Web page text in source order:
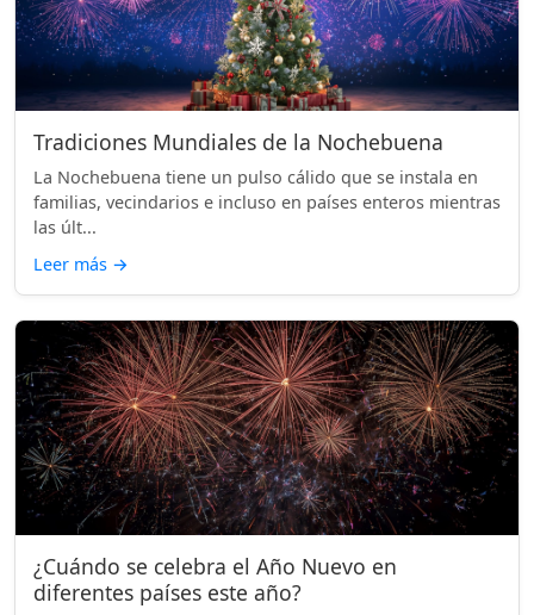
Tradiciones Mundiales de la Nochebuena
La Nochebuena tiene un pulso cálido que se instala en
familias, vecindarios e incluso en países enteros mientras
las últ...
Leer más →
¿Cuándo se celebra el Año Nuevo en
diferentes países este año?